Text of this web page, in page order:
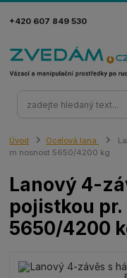
+420 607 849 530
Úvod Ocelová lana
m nosnost 5650/4200 kg
Lanový 4-
pojistkou pr.
5650/4200